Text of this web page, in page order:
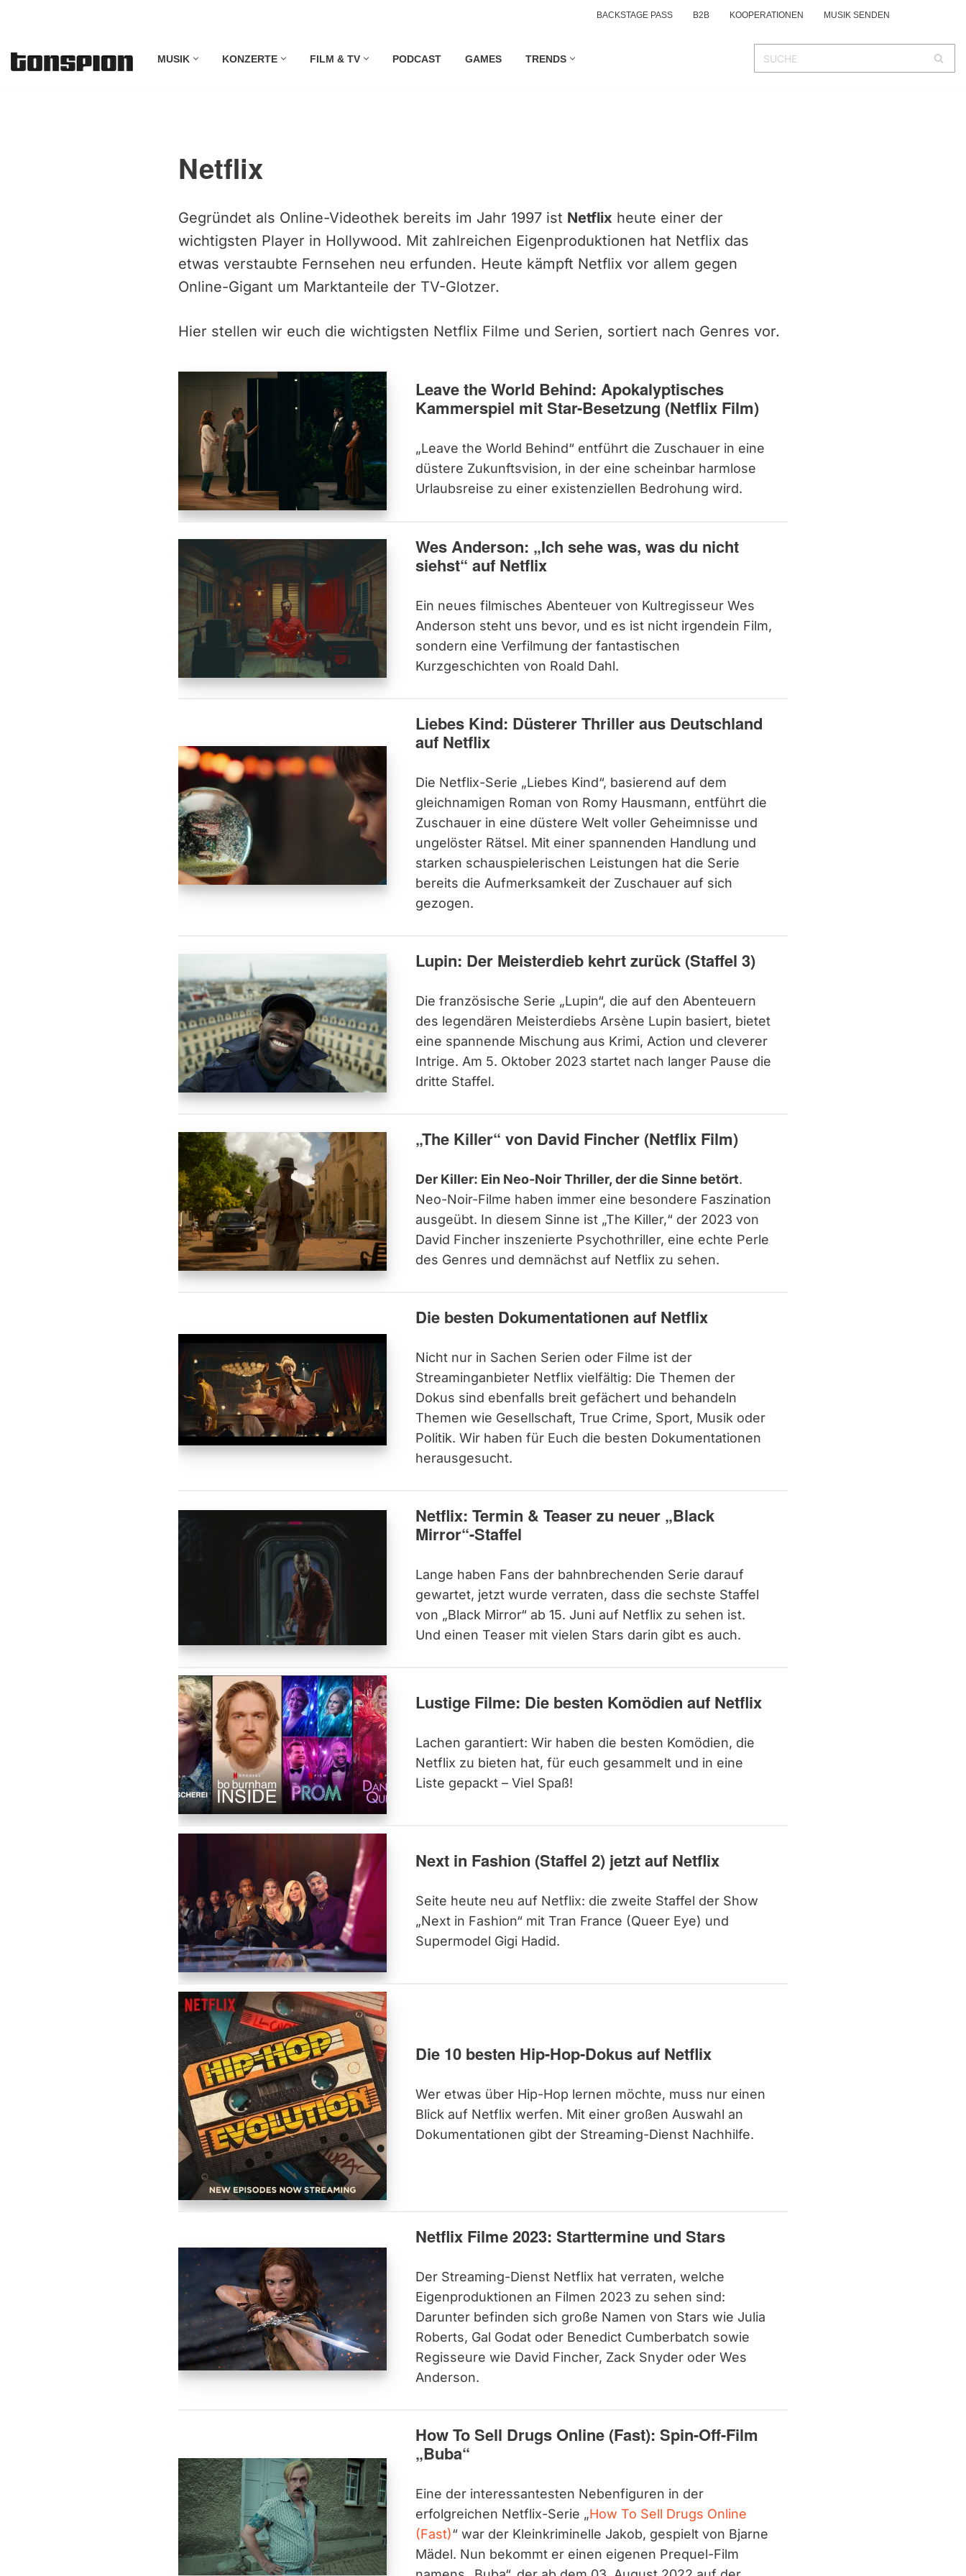
Inhalt
BACKSTAGE PASS B2B KOOPERATIONEN MUSIK SENDEN
MUSIK KONZERTE FILM & TV PODCAST GAMES TRENDS
Netflix
Gegründet als Online-Videothek bereits im Jahr 1997 ist Netflix heute einer der
wichtigsten Player in Hollywood. Mit zahlreichen Eigenproduktionen hat Netflix das
etwas verstaubte Fernsehen neu erfunden. Heute kämpft Netflix vor allem gegen
Online-Gigant um Marktanteile der TV-Glotzer.
Hier stellen wir euch die wichtigsten Netflix Filme und Serien, sortiert nach Genres vor.
Leave the World Behind: Apokalyptisches
Kammerspiel mit Star-Besetzung (Netflix Film)
„Leave the World Behind“ entführt die Zuschauer in eine
düstere Zukunftsvision, in der eine scheinbar harmlose
Urlaubsreise zu einer existenziellen Bedrohung wird.
Wes Anderson: „Ich sehe was, was du nicht
siehst“ auf Netflix
Ein neues filmisches Abenteuer von Kultregisseur Wes
Anderson steht uns bevor, und es ist nicht irgendein Film,
sondern eine Verfilmung der fantastischen
Kurzgeschichten von Roald Dahl.
Liebes Kind: Düsterer Thriller aus Deutschland
auf Netflix
Die Netflix-Serie „Liebes Kind“, basierend auf dem
gleichnamigen Roman von Romy Hausmann, entführt die
Zuschauer in eine düstere Welt voller Geheimnisse und
ungelöster Rätsel. Mit einer spannenden Handlung und
starken schauspielerischen Leistungen hat die Serie
bereits die Aufmerksamkeit der Zuschauer auf sich
gezogen.
Lupin: Der Meisterdieb kehrt zurück (Staffel 3)
Die französische Serie „Lupin“, die auf den Abenteuern
des legendären Meisterdiebs Arsène Lupin basiert, bietet
eine spannende Mischung aus Krimi, Action und cleverer
Intrige. Am 5. Oktober 2023 startet nach langer Pause die
dritte Staffel.
„The Killer“ von David Fincher (Netflix Film)
Der Killer: Ein Neo-Noir Thriller, der die Sinne betört.
Neo-Noir-Filme haben immer eine besondere Faszination
ausgeübt. In diesem Sinne ist „The Killer,“ der 2023 von
David Fincher inszenierte Psychothriller, eine echte Perle
des Genres und demnächst auf Netflix zu sehen.
Die besten Dokumentationen auf Netflix
Nicht nur in Sachen Serien oder Filme ist der
Streaminganbieter Netflix vielfältig: Die Themen der
Dokus sind ebenfalls breit gefächert und behandeln
Themen wie Gesellschaft, True Crime, Sport, Musik oder
Politik. Wir haben für Euch die besten Dokumentationen
herausgesucht.
Netflix: Termin & Teaser zu neuer „Black
Mirror“-Staffel
Lange haben Fans der bahnbrechenden Serie darauf
gewartet, jetzt wurde verraten, dass die sechste Staffel
von „Black Mirror“ ab 15. Juni auf Netflix zu sehen ist.
Und einen Teaser mit vielen Stars darin gibt es auch.
Lustige Filme: Die besten Komödien auf Netflix
Lachen garantiert: Wir haben die besten Komödien, die
Netflix zu bieten hat, für euch gesammelt und in eine
Liste gepackt – Viel Spaß!
Next in Fashion (Staffel 2) jetzt auf Netflix
Seite heute neu auf Netflix: die zweite Staffel der Show
„Next in Fashion“ mit Tran France (Queer Eye) und
Supermodel Gigi Hadid.
Die 10 besten Hip-Hop-Dokus auf Netflix
Wer etwas über Hip-Hop lernen möchte, muss nur einen
Blick auf Netflix werfen. Mit einer großen Auswahl an
Dokumentationen gibt der Streaming-Dienst Nachhilfe.
Netflix Filme 2023: Starttermine und Stars
Der Streaming-Dienst Netflix hat verraten, welche
Eigenproduktionen an Filmen 2023 zu sehen sind:
Darunter befinden sich große Namen von Stars wie Julia
Roberts, Gal Godat oder Benedict Cumberbatch sowie
Regisseure wie David Fincher, Zack Snyder oder Wes
Anderson.
How To Sell Drugs Online (Fast): Spin-Off-Film
„Buba“
Eine der interessantesten Nebenfiguren in der
erfolgreichen Netflix-Serie „How To Sell Drugs Online
(Fast)“ war der Kleinkriminelle Jakob, gespielt von Bjarne
Mädel. Nun bekommt er einen eigenen Prequel-Film